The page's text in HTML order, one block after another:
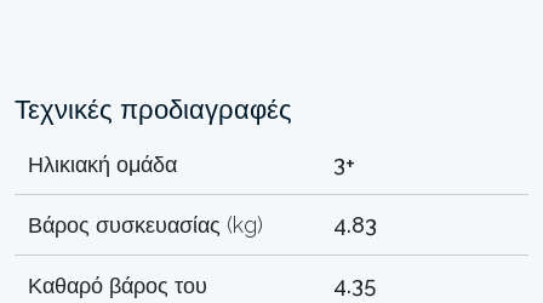
Τεχνικές προδιαγραφές
Ηλικιακή ομάδα 3+
Βάρος συσκευασίας (kg) 4.83
Καθαρό βάρος του
4.35